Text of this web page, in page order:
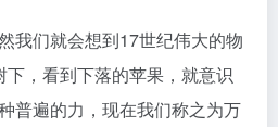
们就会想到17世纪伟大的物
，看到下落的苹果，就意识
普遍的力，现在我们称之为万